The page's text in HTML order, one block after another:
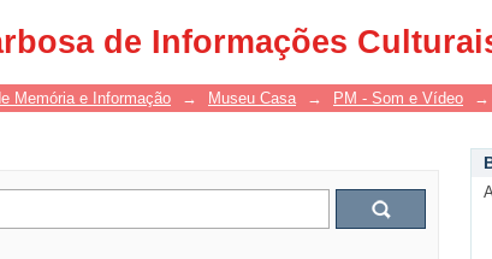
de Informações
Memória e Informação → Museu Casa → PM - Som e Vídeo →